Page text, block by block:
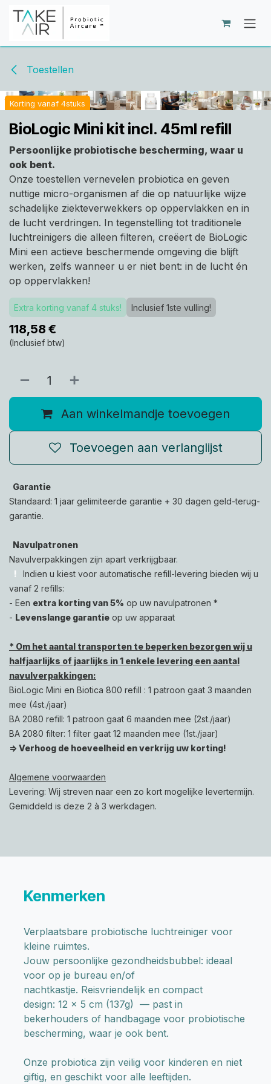
Overslaan naar inhoud
Toestellen
Korting vanaf 4stuks
Korting vanaf 4stuks
Korting vanaf 4stuks
Korting vanaf 4stuks
Korting vanaf 4stuks
Korting vanaf 4stuks
Korting vanaf 4stuks
Korting vanaf 4stuks
Korting vanaf 4stuks
Korting vanaf 4stuks
Korting vanaf 4stuks
Korting vanaf 4stuks
Korting vanaf 4stuks
Korting vanaf 4stuks
Korting vanaf 4stuks
Korting vanaf 4stuks
BioLogic Mini kit incl. 45ml refill
Persoonlijke probiotische bescherming, waar u
ook bent.
Onze toestellen vernevelen probiotica en geven
nuttige micro-organismen af die op natuurlijke wijze
schadelijke ziekteverwekkers op oppervlakken en in
de lucht verdringen. In tegenstelling tot traditionele
luchtreinigers die alleen filteren, creëert de BioLogic
Mini een actieve beschermende omgeving die blijft
werken, zelfs wanneer u er niet bent: in de lucht én
op oppervlakken!
Extra korting vanaf 4 stuks! Inclusief 1ste vulling!
118,58 €
(Inclusief btw)
Aan winkelmandje toevoegen
Toevoegen aan verlanglijst
Garantie
Standaard: 1 jaar gelimiteerde garantie + 30 dagen geld-terug-
garantie.
Navulpatronen
Navulverpakkingen zijn apart verkrijgbaar.
!
Indien u kiest voor automatische refill-levering bieden wij u
vanaf 2 refills:
- Een extra korting van 5% op uw navulpatronen *
- Levenslange garantie op uw apparaat
* Om het aantal transporten te beperken bezorgen wij u
halfjaarlijks of jaarlijks in 1 enkele levering een aantal
navulverpakkingen:
BioLogic Mini en Biotica 800 refill : 1 patroon gaat 3 maanden
mee (4st./jaar)
BA 2080 refill: 1 patroon gaat 6 maanden mee (2st./jaar)
BA 2080 filter: 1 filter gaat 12 maanden mee (1st./jaar)
=> Verhoog de hoeveelheid en verkrijg uw korting!
Algemene voorwaarden
Levering: Wij streven naar een zo kort mogelijke levertermijn.
Gemiddeld is deze 2 à 3 werkdagen.
Kenmerken
Verplaatsbare probiotische luchtreiniger voor
kleine ruimtes.
Jouw persoonlijke gezondheidsbubbel: ideaal
voor op je bureau en/of
nachtkastje. Reisvriendelijk en compact
design: 12 x 5 cm (137g) — past in
bekerhouders of handbagage voor probiotische
bescherming, waar je ook bent.
Onze probiotica zijn veilig voor kinderen en niet
giftig, en geschikt voor alle leeftijden.